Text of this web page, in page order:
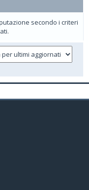
secondo i criteri